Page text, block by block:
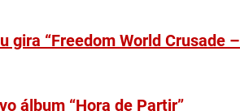
gira “Freedom World Crusade –
álbum “Hora de Partir”